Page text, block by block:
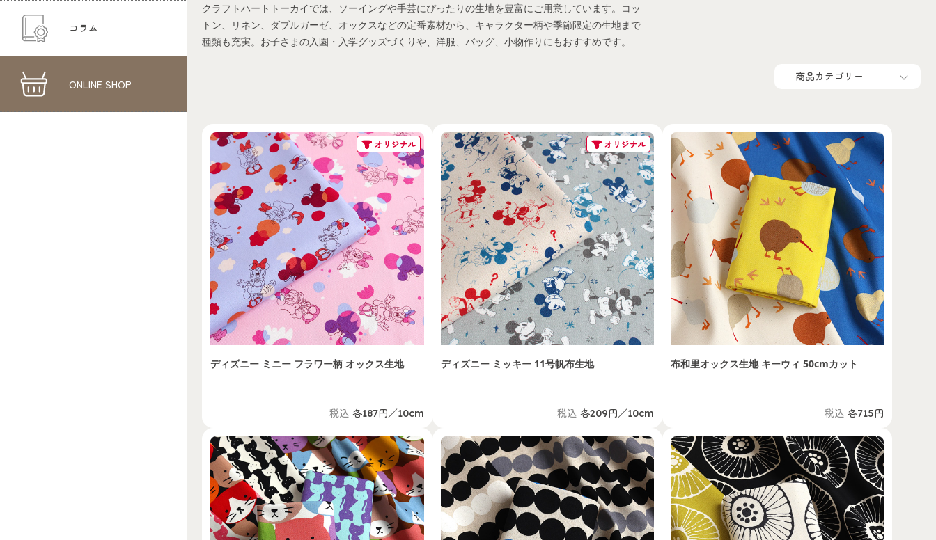
コラム
ONLINE SHOP
クラフトハートトーカイでは、ソーイングや手芸にぴったりの生地を豊富にご用意しています。コッ
トン、リネン、ダブルガーゼ、オックスなどの定番素材から、キャラクター柄や季節限定の生地まで
種類も充実。お子さまの入園・入学グッズづくりや、洋服、バッグ、小物作りにもおすすめです。
オリジナル
ディズニー ミニー フラワー柄 オックス生地
税込 各187円／10cm
オリジナル
ディズニー ミッキー 11号帆布生地
税込 各209円／10cm
布和里オックス生地 キーウィ 50cmカット
税込 各715円